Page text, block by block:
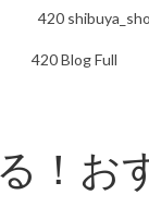
420
420 Blog Full
！お